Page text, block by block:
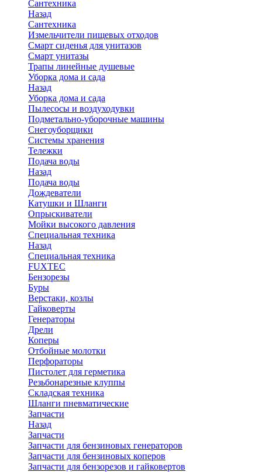
Сантехника
Назад
Сантехника
Измельчители пищевых отходов
Смарт сиденья для унитазов
Смарт унитазы
Трапы линейные душевые
Уборка дома и сада
Назад
Уборка дома и сада
Пылесосы и воздуходувки
Подметально-уборочные машины
Снегоуборщики
Системы хранения
Тележки
Подача воды
Назад
Подача воды
Дождеватели
Катушки и Шланги
Опрыскиватели
Мойки высокого давления
Специальная техника
Назад
Специальная техника
FUXTEC
Бензорезы
Буры
Верстаки, козлы
Гайковерты
Генераторы
Дрели
Коперы
Отбойные молотки
Перфораторы
Пистолет для герметика
Резьбонарезные клуппы
Складская техника
Шланги пневматические
Запчасти
Назад
Запчасти
Запчасти для бензиновых генераторов
Запчасти для бензиновых коперов
Запчасти для бензорезов и гайковертов